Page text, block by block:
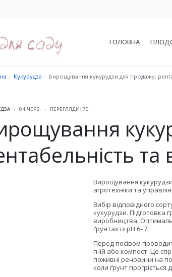
ГОЛОВНА
Кукурудза Вирощування кукурудзи для продажу:
04.ЧЕРВ. ПЕРЕГЛЯДИ: 70
та
Вирощування
агротехніки та
Вибір відповідного
кукурудзи. Підготовка
виробництва.
ґрунтах із pH 6–7.
Перед посівом
гній або компост. Це
поживні речовини на
коли ґрунт прогріється